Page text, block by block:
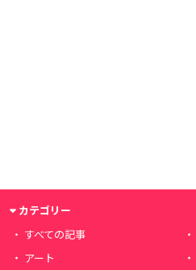
カテゴリー
すべての記事
アート